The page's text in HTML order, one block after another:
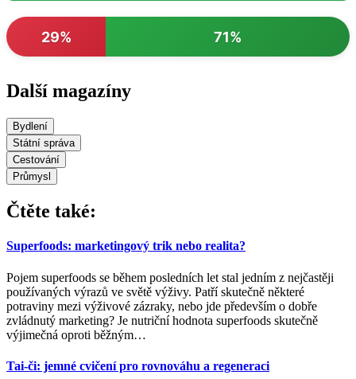
29% 71%
Další magazíny
Bydlení
Státní správa
Cestování
Průmysl
Čtěte také:
Superfoods: marketingový trik nebo realita?
Pojem superfoods se během posledních let stal jedním z nejčastěji
používaných výrazů ve světě výživy. Patří skutečně některé
potraviny mezi výživové zázraky, nebo jde především o dobře
zvládnutý marketing? Je nutriční hodnota superfoods skutečně
výjimečná oproti běžným…
Tai-či: jemné cvičení pro rovnováhu a regeneraci